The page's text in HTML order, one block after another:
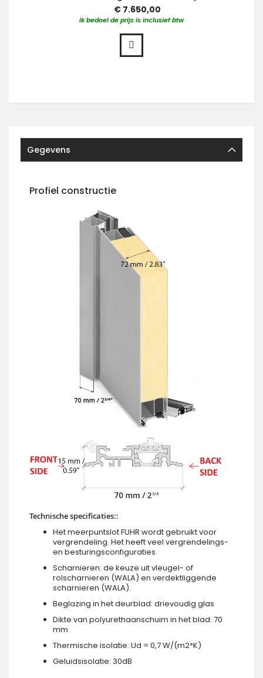
€ 7.650,00
ik bedoel de prijs is inclusief btw
Gegevens